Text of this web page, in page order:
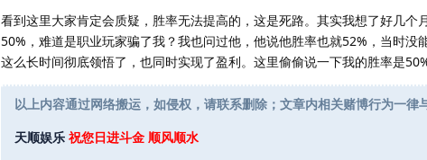
看到这里大家肯定会质疑，胜率无法提高的，这是死路。其实我想了好几个
50%，难道是职业玩家骗了我？我也问过他，他说他胜率也就52%，当时没
这么长时间彻底领悟了，也同时实现了盈利。这里偷偷说一下我的胜率是
以上内容通过网络搬运，如侵权，请联系删除；文章内相关赌博行为一律
天顺娱乐 祝您日进斗金 顺风顺水